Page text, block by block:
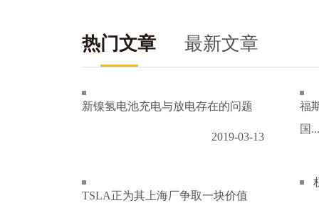
热门文章 最新文章
新镍氢电池充电与放电存在的问题
2019-03-13
福
国
TSLA正为其上海厂争取一块价值